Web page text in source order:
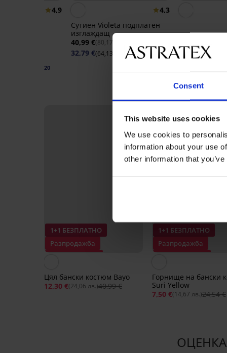
Consent
This website uses cookies
We use cookies to
information about your use
other information that
4,9
BRA20
4,3
Сутиен Violeta подплатен
изглаждащ
40,99 €(80,17 лв.)
32,79 €(64,13 лв.) код: BRA20
Bamboo
странични
15,99 €(31,27
1+1 БЕЗПЛАТНО
Разпродажба
Цял бански костюм Bayo
12,30 €(24,06 лв.)40,99 €
1+1 БЕЗПЛАТНО
Разпродажба
Горнище на бански
Suri Yellow
7,50 €(14,67 лв.)24,54 €
ОЦЕНКА